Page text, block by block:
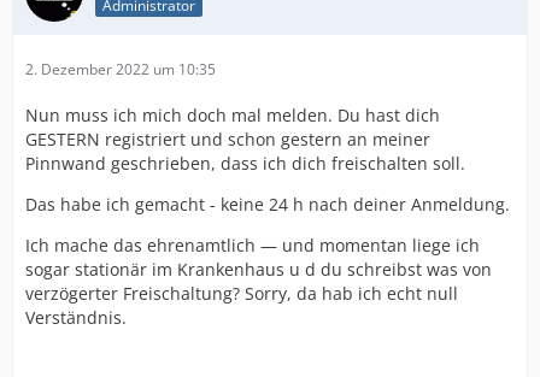
Administrator
2. Dezember 2022 um 10:35
Nun muss ich mich doch mal melden. Du hast dich
GESTERN registriert und schon gestern an meiner
Pinnwand geschrieben, dass ich dich freischalten soll.
Das habe ich gemacht - keine 24 h nach deiner Anmeldung.
Ich mache das ehrenamtlich — und momentan liege ich
sogar stationär im Krankenhaus u d du schreibst was von
verzögerter Freischaltung? Sorry, da hab ich echt null
Verständnis.